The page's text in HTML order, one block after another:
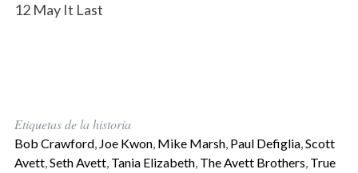
12 May It Last
Etiquetas de la historia
Bob Crawford, Joe Kwon, Mike Marsh, Paul Defiglia,Scott
Avett,Seth Avett, Tania Elizabeth, The Avett Brothers, True